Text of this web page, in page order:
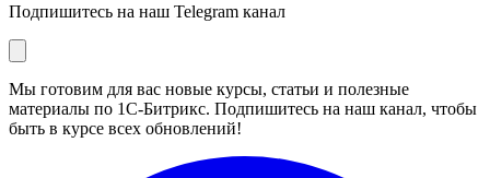
Подпишитесь на наш Telegram канал
Мы готовим для вас новые курсы, статьи и полезные
материалы по 1С-Битрикс. Подпишитесь на наш канал, чтобы
быть в курсе всех обновлений!